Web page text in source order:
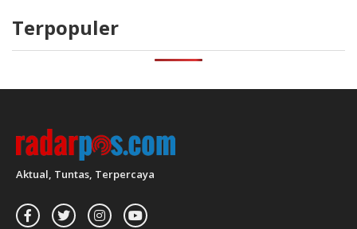
Terpopuler
Aktual, Tuntas, Terpercaya